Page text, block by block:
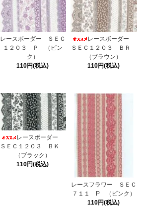
レースボーダー ＳＥＣ
１２０３ Ｐ （ピン
ク）
110円(税込)
レースボーダー
ＳＥＣ１２０３ ＢＲ
（ブラウン）
110円(税込)
レースボーダー
ＳＥＣ１２０３ ＢＫ
（ブラック）
110円(税込)
レースフラワー ＳＥＣ
７１１ P （ピンク）
110円(税込)